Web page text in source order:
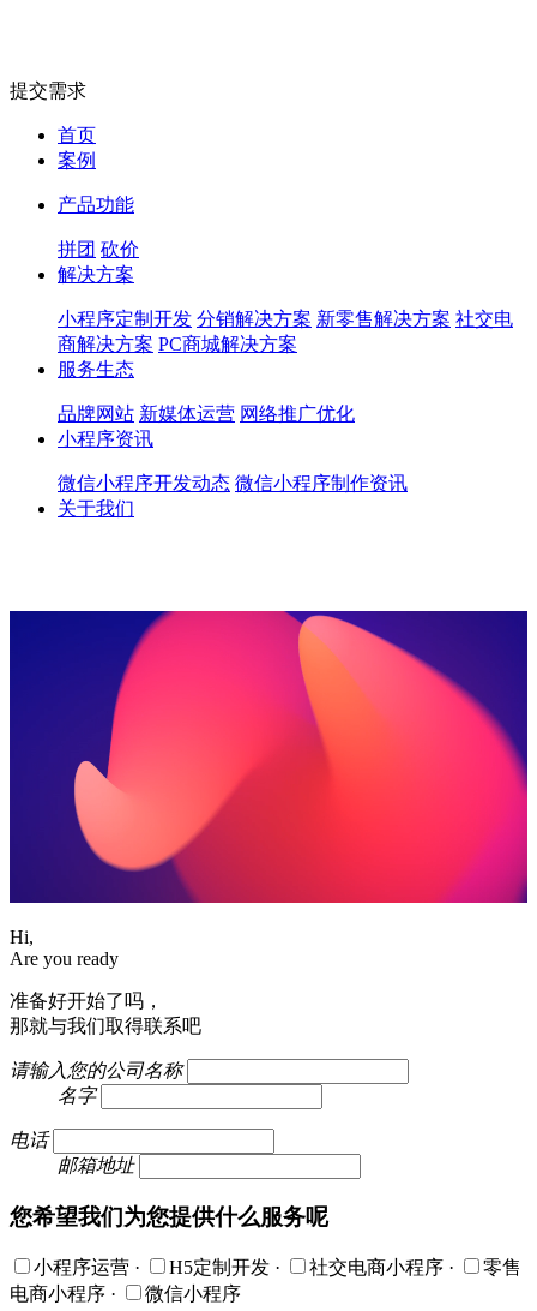
提交需求
首页
案例
产品功能
拼团 砍价
解决方案
小程序定制开发 分销解决方案 新零售解决方案 社交电
商解决方案 PC商城解决方案
服务生态
品牌网站 新媒体运营 网络推广优化
小程序资讯
微信小程序开发动态 微信小程序制作资讯
关于我们
Hi,
Are you ready
准备好开始了吗，
那就与我们取得联系吧
请输入您的公司名称
名字
电话
邮箱地址
您希望我们为您提供什么服务呢
小程序运营 · H5定制开发 · 社交电商小程序 ·
零售
电商小程序 · 微信小程序